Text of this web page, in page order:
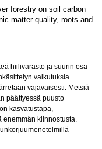
forestry on soil carbon
matter quality, roots and
hiilivarasto ja suurin osa
vaikutuksia
vajavaisesti. Metsiä
päättyessä puusto
kasvatustapa,
enemmän kiinnostusta.